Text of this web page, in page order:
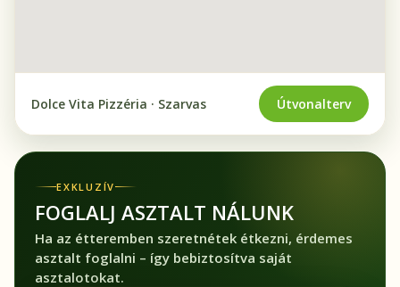
Dolce Vita Pizzéria · Szarvas Útvonalterv
EXKLUZÍV
FOGLALJ ASZTALT NÁLUNK
Ha az étteremben szeretnétek étkezni, érdemes
asztalt foglalni – így bebiztosítva saját
asztalotokat.